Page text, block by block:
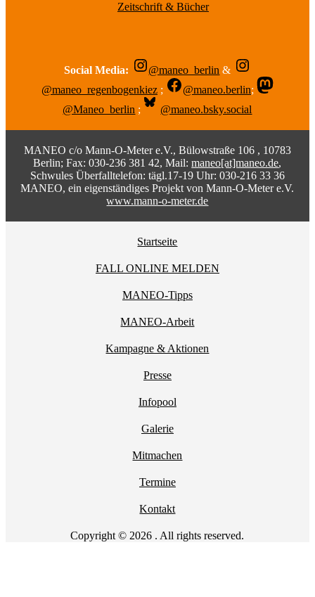
Zeitschrift & Bücher
Social Media: @maneo_berlin &
@maneo_regenbogenkiez ; @maneo.berlin;
@Maneo_berlin ; @maneo.bsky.social
MANEO c/o Mann-O-Meter e.V., Bülowstraße 106 , 10783
Berlin; Fax: 030-236 381 42, Mail:maneo[at]maneo.de,
Schwules Überfalltelefon: tägl.17-19 Uhr: 030-216 33 36
MANEO, ein eigenständiges Projekt von Mann-O-Meter e.V.
www.mann-o-meter.de
Startseite
FALL ONLINE MELDEN
MANEO-Tipps
MANEO-Arbeit
Kampagne & Aktionen
Presse
Infopool
Galerie
Mitmachen
Termine
Kontakt
Copyright © 2026 . All rights reserved.